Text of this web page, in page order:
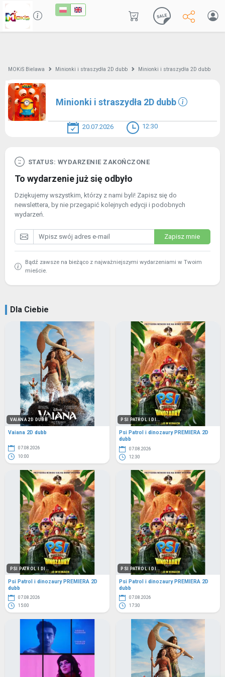
MOKiS Bielawa Minionki i straszydła 2D dubb Minionki i straszydła 2D dubb
Minionki i straszydła 2D dubb
20.07.2026 12:30
STATUS: WYDARZENIE ZAKOŃCZONE
To wydarzenie już się odbyło
Dziękujemy wszystkim, którzy z nami byli! Zapisz się do
newslettera, by nie przegapić kolejnych edycji i podobnych
wydarzeń.
Zapisz mnie
Bądź zawsze na bieżąco z najważniejszymi wydarzeniami w Twoim
mieście.
Dla Ciebie
VAIANA 2D DUBB
Vaiana 2D dubb
07.08.2026
10:00
PSI PATROL I DI...
Psi Patrol i dinozaury PREMIERA 2D
dubb
07.08.2026
12:30
PSI PATROL I DI...
Psi Patrol i dinozaury PREMIERA 2D
dubb
07.08.2026
15:00
PSI PATROL I DI...
Psi Patrol i dinozaury PREMIERA 2D
dubb
07.08.2026
17:30